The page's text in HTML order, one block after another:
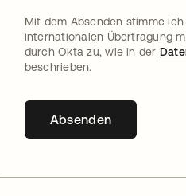
Mit dem Absenden stimme
internationalen Übertragung
durch Okta zu, wie in der
beschrieben.
Absenden